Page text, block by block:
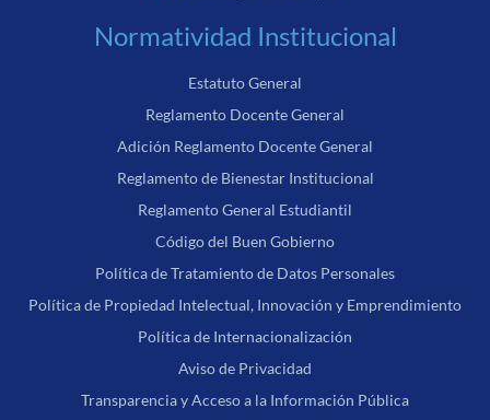
Normatividad Institucional
Estatuto General
Reglamento Docente General
Adición Reglamento Docente General
Reglamento de Bienestar Institucional
Reglamento General Estudiantil
Código del Buen Gobierno
Política de Tratamiento de Datos Personales
Política de Propiedad Intelectual, Innovación y Emprendimiento
Política de Internacionalización
Aviso de Privacidad
Transparencia y Acceso a la Información Pública